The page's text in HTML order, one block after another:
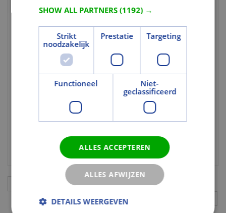
dit gegeven.
Uitvoering
Kantvorm
Stomp
Met glasopening
Gebruik en Verwerking
Links/rechts
Geschikt voor
Nee
SHOW ALL PARTNERS(1192) →
Strikt
noodzakelijk
Prestatie Targeting
Functioneel
Niet-
geclassificeerd
ALLES ACCEPTEREN
ALLES AFWIJZEN
DETAILS WEERGEVEN